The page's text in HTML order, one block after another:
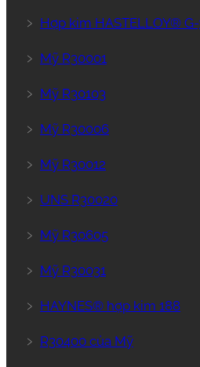
﹥ Hợp kim HASTELLOY®
﹥ Mỹ R30001
﹥ Mỹ R30103
﹥ Mỹ R30006
﹥ Mỹ R30012
﹥ UNS R30020
﹥ Mỹ R30605
﹥ Mỹ R30031
﹥ HAYNES® hợp kim 188
﹥ R30400 của Mỹ